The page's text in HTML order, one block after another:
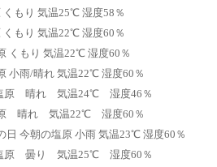
くもり 気温25℃ 湿度58％
くもり 気温22℃ 湿度60％
くもり 気温22℃ 湿度60％
小雨/晴れ 気温22℃ 湿度60％
原 晴れ 気温24℃ 湿度46％
原 晴れ 気温22℃ 湿度60％
日 今朝の塩原 小雨 気温23℃ 湿度60％
原 曇り 気温25℃ 湿度60％